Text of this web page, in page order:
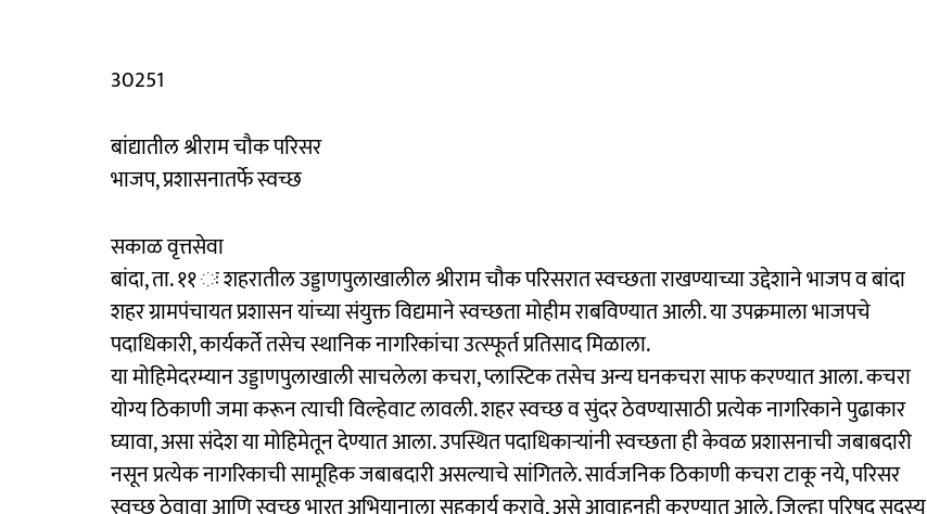
30251
बांद्यातील श्रीराम चौक परिसर
भाजप, प्रशासनातर्फे स्वच्छ
सकाळ वृत्तसेवा
बांदा, ता. ११ ः शहरातील उड्डाणपुलाखालील श्रीराम चौक परिसरात स्वच्छता राखण्याच्या उद्देशाने भाजप व बांदा
शहर ग्रामपंचायत प्रशासन यांच्या संयुक्त विद्यमाने स्वच्छता मोहीम राबविण्यात आली. या उपक्रमाला भाजपचे
पदाधिकारी, कार्यकर्ते तसेच स्थानिक नागरिकांचा उत्स्फूर्त प्रतिसाद मिळाला.
या मोहिमेदरम्यान उड्डाणपुलाखाली साचलेला कचरा, प्लास्टिक तसेच अन्य घनकचरा साफ करण्यात आला. कचरा
योग्य ठिकाणी जमा करून त्याची विल्हेवाट लावली. शहर स्वच्छ व सुंदर ठेवण्यासाठी प्रत्येक नागरिकाने पुढाकार
घ्यावा, असा संदेश या मोहिमेतून देण्यात आला. उपस्थित पदाधिकाऱ्यांनी स्वच्छता ही केवळ प्रशासनाची जबाबदारी
नसून प्रत्येक नागरिकाची सामूहिक जबाबदारी असल्याचे सांगितले. सार्वजनिक ठिकाणी कचरा टाकू नये, परिसर